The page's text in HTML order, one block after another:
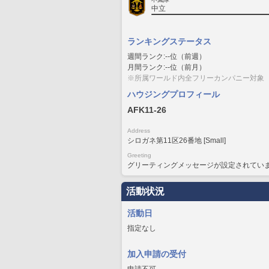
中立
ランキングステータス
週間ランク:--位（前週）
月間ランク:--位（前月）
※所属ワールド内全フリーカンパニー対象
ハウジングプロフィール
AFK11-26
Address
シロガネ第11区26番地 [Small]
Greeting
グリーティングメッセージが設定されてい
活動状況
活動日
指定なし
加入申請の受付